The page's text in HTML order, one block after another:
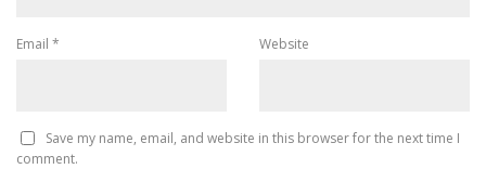
Email * Website
Save my name, email, and website in this browser for the next time I
comment.